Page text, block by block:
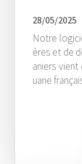
28/05/2025
Notre
ères et de
aniers vient
uane